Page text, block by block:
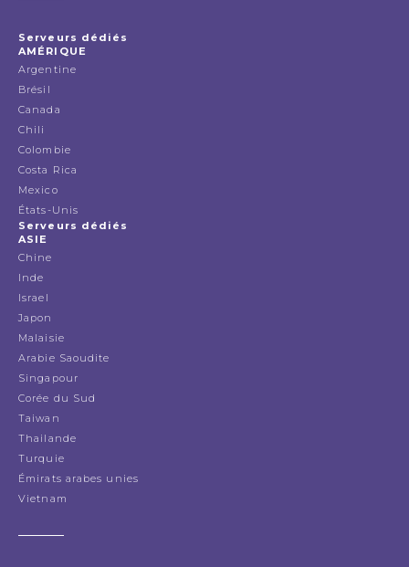
Serveurs dédiés
AMÉRIQUE
Argentine
Brésil
Canada
Chili
Colombie
Costa Rica
Mexico
États-Unis
Serveurs dédiés
ASIE
Chine
Inde
Israel
Japon
Malaisie
Arabie Saoudite
Singapour
Corée du Sud
Taiwan
Thailande
Turquie
Émirats arabes unies
Vietnam